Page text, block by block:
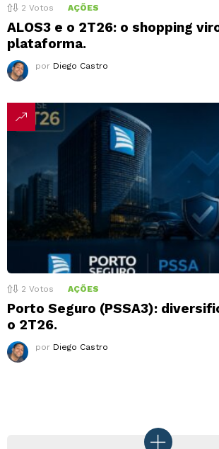
2 Votos AÇÕES
ALOS3 e o 2T26: o shopping
plataforma.
por Diego Castro
2 Votos AÇÕES
Porto Seguro (PSSA3):
o 2T26.
por Diego Castro